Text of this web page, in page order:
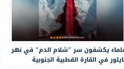
يكشفون سر "شلام الدم" في نهر
في القارة القطبية الجنوبية